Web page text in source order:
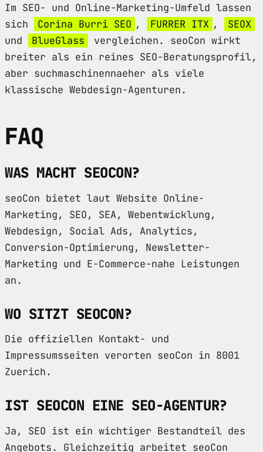
Im SEO- und Online-Marketing-Umfeld lassen
sich
Corina Burri SEO , FURRER ITX ,
SEOX
und
BlueGlass
vergleichen. seoCon wirkt
breiter als ein reines SEO-Beratungsprofil,
aber suchmaschinennaeher als viele
klassische Webdesign-Agenturen.
FAQ
WAS MACHT SEOCON?
seoCon bietet laut Website Online-
Marketing, SEO, SEA, Webentwicklung,
Webdesign, Social Ads, Analytics,
Conversion-Optimierung, Newsletter-
Marketing und E-Commerce-nahe Leistungen
an.
WO SITZT SEOCON?
Die offiziellen Kontakt- und
Impressumsseiten verorten seoCon in 8001
Zuerich.
IST SEOCON EINE SEO-AGENTUR?
Ja, SEO ist ein wichtiger Bestandteil des
Angebots. Gleichzeitig arbeitet seoCon